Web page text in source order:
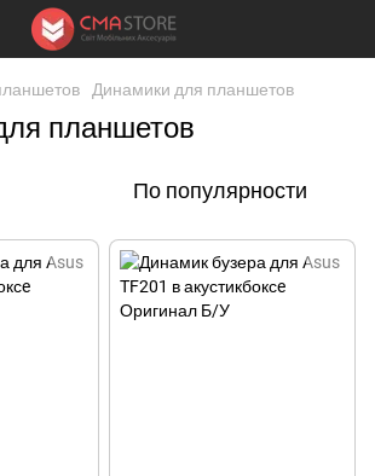
Динамики для планшетов
планшетов
По популярности